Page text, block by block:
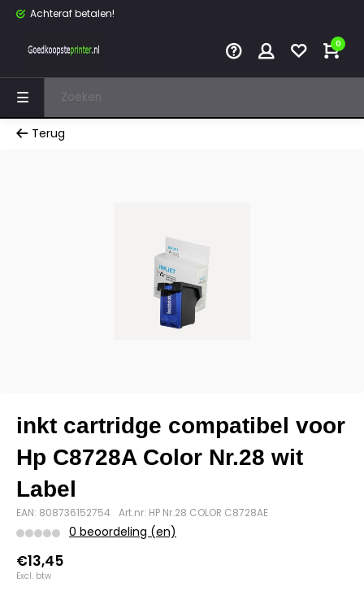
Achteraf betalen!
0
Terug
inkt cartridge compatibel voor
Hp C8728A Color Nr.28 wit
Label
EAN: 808736152754 Art.nr: HP Nr.28 COLOR C8728AE
0 beoordeling (en)
€13,45
Excl. btw